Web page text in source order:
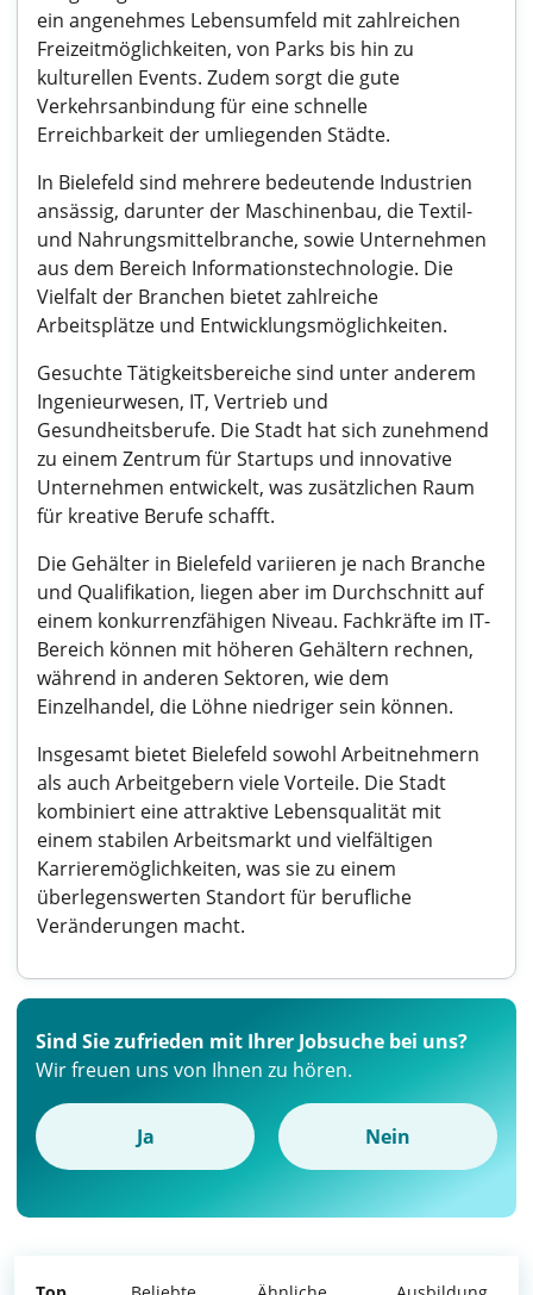
ein angenehmes Lebensumfeld mit zahlreichen
Freizeitmöglichkeiten, von Parks bis hin zu
kulturellen Events. Zudem sorgt die gute
Verkehrsanbindung für eine schnelle
Erreichbarkeit der umliegenden Städte.
In Bielefeld sind mehrere bedeutende Industrien
ansässig, darunter der Maschinenbau, die Textil-
und Nahrungsmittelbranche, sowie Unternehmen
aus dem Bereich Informationstechnologie. Die
Vielfalt der Branchen bietet zahlreiche
Arbeitsplätze und Entwicklungsmöglichkeiten.
Gesuchte Tätigkeitsbereiche sind unter anderem
Ingenieurwesen, IT, Vertrieb und
Gesundheitsberufe. Die Stadt hat sich zunehmend
zu einem Zentrum für Startups und innovative
Unternehmen entwickelt, was zusätzlichen Raum
für kreative Berufe schafft.
Die Gehälter in Bielefeld variieren je nach Branche
und Qualifikation, liegen aber im Durchschnitt auf
einem konkurrenzfähigen Niveau. Fachkräfte im IT-
Bereich können mit höheren Gehältern rechnen,
während in anderen Sektoren, wie dem
Einzelhandel, die Löhne niedriger sein können.
Insgesamt bietet Bielefeld sowohl Arbeitnehmern
als auch Arbeitgebern viele Vorteile. Die Stadt
kombiniert eine attraktive Lebensqualität mit
einem stabilen Arbeitsmarkt und vielfältigen
Karrieremöglichkeiten, was sie zu einem
überlegenswerten Standort für berufliche
Veränderungen macht.
Sind Sie zufrieden mit Ihrer Jobsuche bei uns?
Wir freuen uns von Ihnen zu hören.
Ja Nein